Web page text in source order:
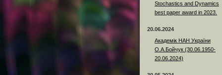
Stochastics and Dynamics
best paper award in 2023.
20.06.2024
Академік НАН України
О.А.Бойчук (30.06.1950-
20.06.2024)